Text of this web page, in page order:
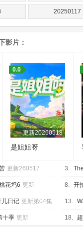
20250117
影片：
更新20260518
0.0
是姐姐呀
更新260517 3.
花坞6 更新 8. 开
04集
儿日记 更新第04集 13.
Base
十季 更新 18.